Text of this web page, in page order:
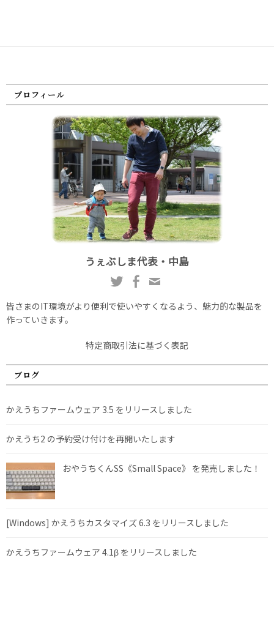
プロフィール
うぇぶしま代表・中島
皆さまのIT環境がより便利で使いやすくなるよう、魅力的な製品を
作っていきます。
特定商取引法に基づく表記
ブログ
かえうちファームウェア 3.5 をリリースしました
かえうち2 の予約受け付けを再開いたします
おやうちくんSS《Small Space》 を発売しました！
[Windows] かえうちカスタマイズ 6.3 をリリースしました
かえうちファームウェア 4.1β をリリースしました